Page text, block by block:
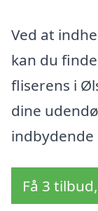
Ved at
kan du
fliserens i
dine
indbydende
Få 3